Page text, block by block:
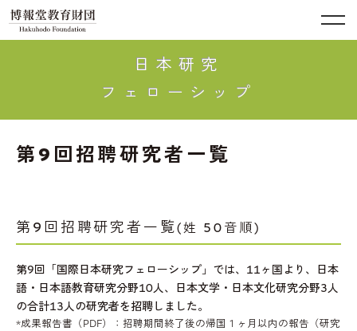
日本研究
フェローシップ
第9回招聘研究者一覧
第9回招聘研究者一覧(姓 50音順)
第9回「国際日本研究フェローシップ」では、11ヶ国より、日本
語・日本語教育研究分野10人、日本文学・日本文化研究分野3人
の合計13人の研究者を招聘しました。
*成果報告書（PDF）：招聘期間終了後の帰国１ヶ月以内の報告（研究